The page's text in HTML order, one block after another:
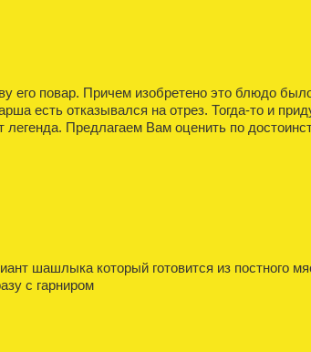
его повар. Причем изобретено это блюдо
есть отказывался на отрез. Тогда-то и
легенда. Предлагаем Вам оценить по
шашлыка который готовится из постного
с гарниром